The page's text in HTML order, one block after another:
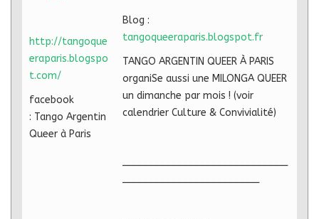
http://tangoque
eraparis.blogspo
t.com/
facebook
: Tango Argentin
Queer à Paris
Blog :
tangoqueeraparis.blogspot.fr
TANGO ARGENTIN QUEER À PARIS
organiSe aussi une MILONGA QUEER
un dimanche par mois ! (voir
calendrier Culture & Convivialité)